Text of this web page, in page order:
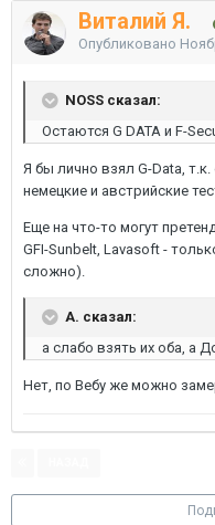
Виталий Я.
Опубликовано
NOSS сказал:
Остаются G DATA и F-
Я бы лично взял G-Data,
немецкие и австрийские
Еще на что-то могут
GFI-Sunbelt, Lavasoft -
сложно).
A. сказал:
а слабо взять их оба, а
Нет, по Вебу же можно